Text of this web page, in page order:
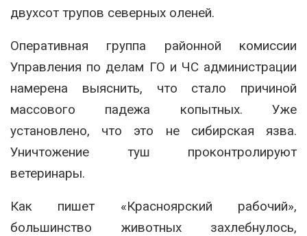
двухсот трупов северных оленей.
Оперативная группа районной комиссии
Управления по делам ГО и ЧС администрации
намерена выяснить, что стало причиной
массового падежа копытных. Уже
установлено, что это не сибирская язва.
Уничтожение туш проконтролируют
ветеринары.
Как пишет «Красноярский рабочий»,
большинство животных захлебнулось,